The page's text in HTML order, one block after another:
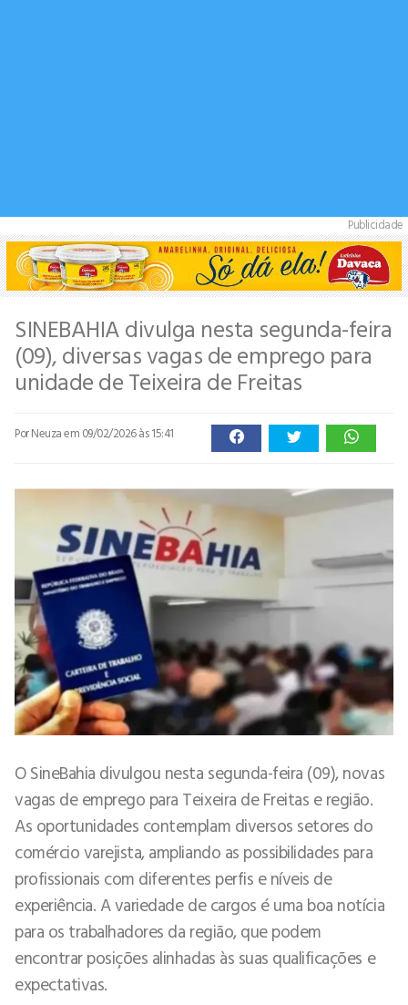
Publicidade
SINEBAHIA divulga nesta segunda-feira
(09), diversas vagas de emprego para
unidade de Teixeira de Freitas
Por Neuzaem 09/02/2026 às 15:41
O SineBahia divulgou nesta segunda-feira (09), novas
vagas de emprego para Teixeira de Freitas e região.
As oportunidades contemplam diversos setores do
comércio varejista, ampliando as possibilidades para
profissionais com diferentes perfis e níveis de
experiência. A variedade de cargos é uma boa notícia
para os trabalhadores da região, que podem
encontrar posições alinhadas às suas qualificações e
expectativas.